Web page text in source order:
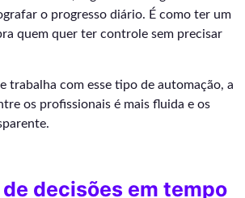
o progresso diário. É como ter um
quem quer ter controle sem precisar
trabalha com esse tipo de automação, a
os profissionais é mais fluida e os
decisões em tempo